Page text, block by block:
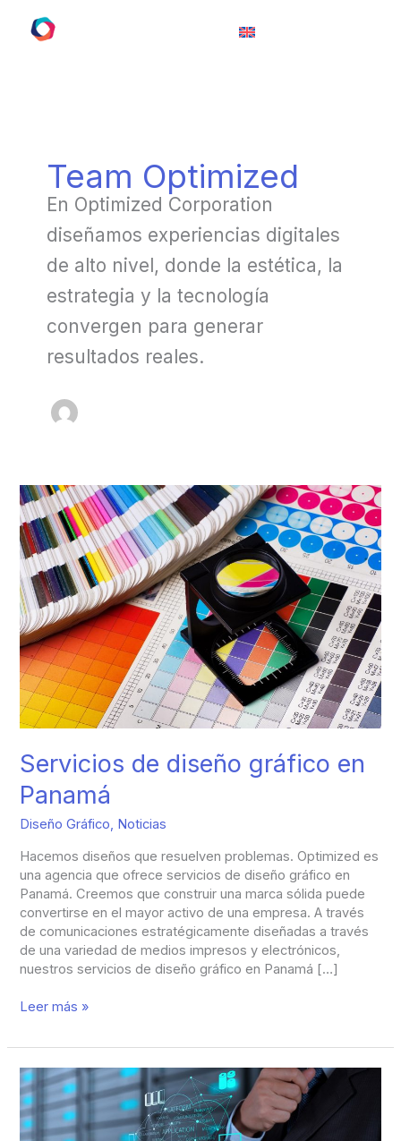
contenido
Team Optimized
En Optimized Corporation
diseñamos experiencias digitales
de alto nivel, donde la estética, la
estrategia y la tecnología
convergen para generar
resultados reales.
Servicios de diseño gráfico en
Panamá
Diseño Gráfico, Noticias
Hacemos diseños que resuelven problemas. Optimized es
una agencia que ofrece servicios de diseño gráfico en
Panamá. Creemos que construir una marca sólida puede
convertirse en el mayor activo de una empresa. A través
de comunicaciones estratégicamente diseñadas a través
de una variedad de medios impresos y electrónicos,
nuestros servicios de diseño gráfico en Panamá […]
Servicios
de
diseño
gráfico
en
Panamá
Leer más »
Hosting
en
Panamá
–